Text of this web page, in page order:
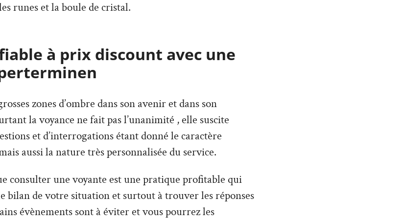
runes et la boule de cristal.
à prix discount avec une
zones d’ombre dans son avenir et dans son
la voyance ne fait pas l’unanimité , elle suscite
et d’interrogations étant donné le caractère
aussi la nature très personnalisée du service.
consulter une voyante est une pratique profitable qui
bilan de votre situation et surtout à trouver les réponses
évènements sont à éviter et vous pourrez les